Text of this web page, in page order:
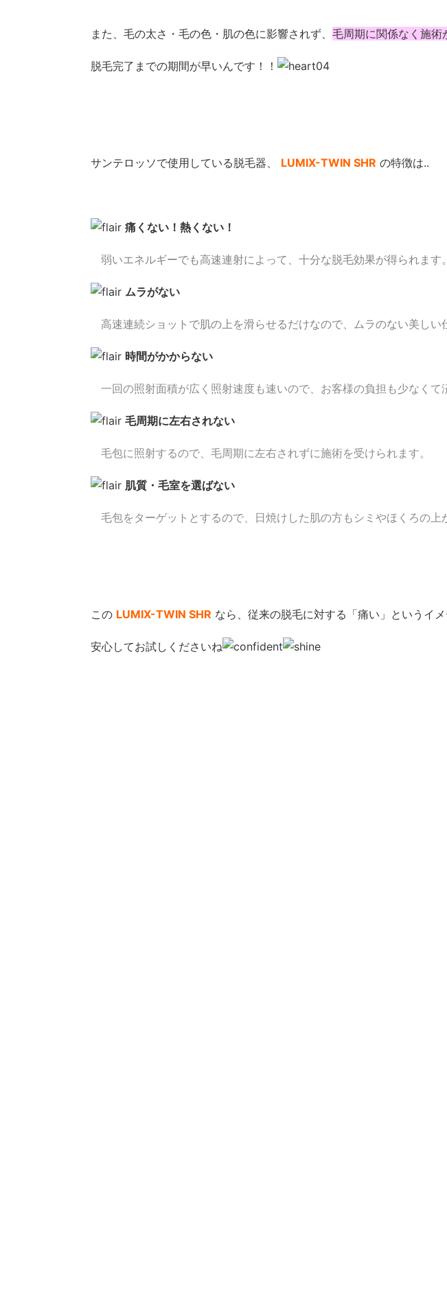
また、毛の太さ・毛の色・肌の色に影響されず、 毛周期に関係なく施術
脱毛完了までの期間が早いんです！！
サンテロッソで使用している脱毛器、 LUMIX-TWIN SHR の特徴は..
痛くない！熱くない！
弱いエネルギーでも高速連射によって、十分な脱毛効果が得られます。
ムラがない
高速連続ショットで肌の上を滑らせるだけなので、ムラのない美しい
時間がかからない
一回の照射面積が広く照射速度も速いので、お客様の負担も少なくて
毛周期に左右されない
毛包に照射するので、毛周期に左右されずに施術を受けられます。
肌質・毛室を選ばない
毛包をターゲットとするので、日焼けした肌の方もシミやほくろの上
この LUMIX-TWIN SHR なら、従来の脱毛に対する「痛い」というイ
安心してお試しくださいね